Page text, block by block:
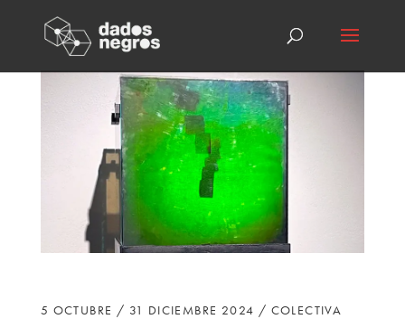
5 OCTUBRE / 31 DICIEMBRE 2024 / COLECTIVA